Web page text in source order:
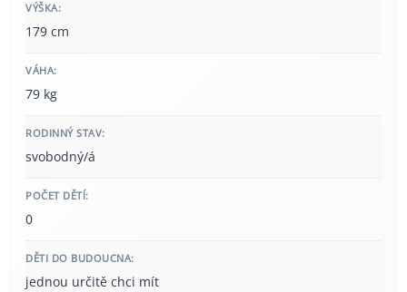
VÝŠKA:
179 cm
VÁHA:
79 kg
RODINNÝ STAV:
svobodný/á
POČET DĚTÍ:
0
DĚTI DO BUDOUCNA:
jednou určitě chci mít